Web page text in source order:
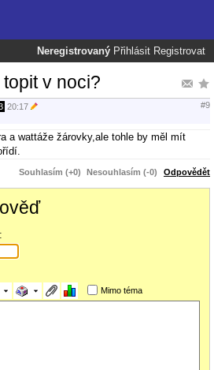
Neregistrovaný Přihlásit Registrovat
v noci?
20:17 #9
a wattáže žárovky,ale tohle by měl mít
Souhlasím (+0) Nesouhlasím (-0) Odpovědět
Mimo téma